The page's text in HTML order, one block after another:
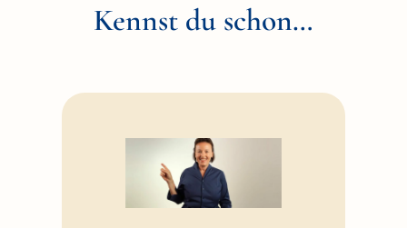
Kennst du schon…